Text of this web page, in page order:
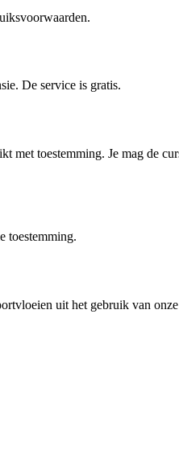
De service is gratis.
toestemming. Je mag de
toestemming.
uit het gebruik van